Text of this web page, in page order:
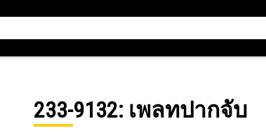
233-9132: เพลทปากจับ